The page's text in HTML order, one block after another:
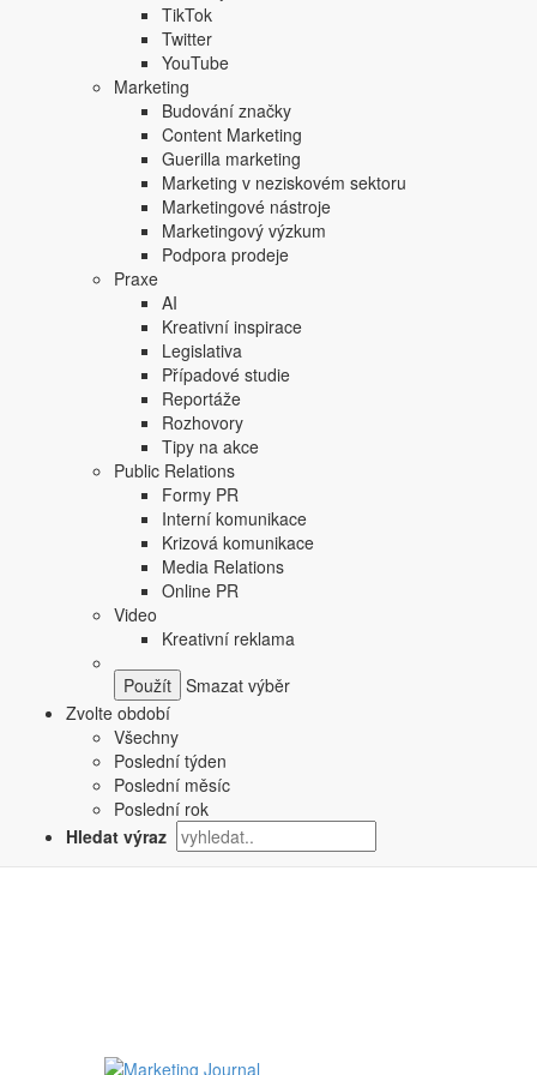
TikTok
Twitter
YouTube
Marketing
Budování značky
Content Marketing
Guerilla marketing
Marketing v neziskovém sektoru
Marketingové nástroje
Marketingový výzkum
Podpora prodeje
Praxe
AI
Kreativní inspirace
Legislativa
Případové studie
Reportáže
Rozhovory
Tipy na akce
Public Relations
Formy PR
Interní komunikace
Krizová komunikace
Media Relations
Online PR
Video
Kreativní reklama
Smazat výběr
Zvolte období
Všechny
Poslední týden
Poslední měsíc
Poslední rok
Hledat výraz
proč je pro Meteopress naprosto zásadní
jak přistupují k technologickým, konstrukčním a
jak přistupují
proč je
Samozřejmě se dotkneme i plánů Meteopressu do
Přejeme příjemný poslech.
WebTop100· WebTop100 Podcast 26 - Michal Najman
Rozhovor si můžete také najít na
Štítky dokumentu: Kreativní inspirace
Sdílejte tento článek:
Podobné články:
WebTop100 podcast: s Michalem Strnadelem o tom,